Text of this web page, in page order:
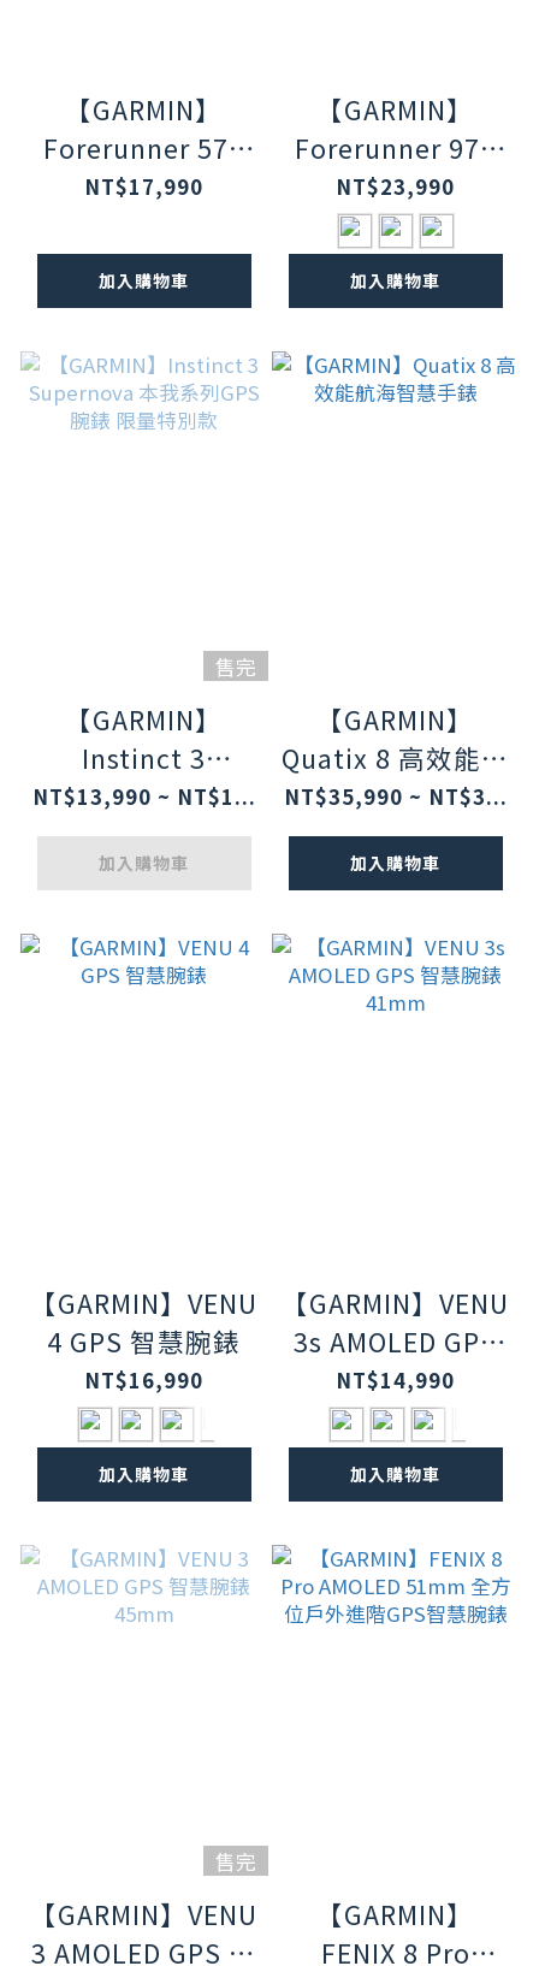
【GARMIN】
Forerunner 570
GPS 智慧心率進階
NT$17,990
加入購物車
【GARMIN】
Forerunner 970
GPS 全方位鐵人運
動錶
NT$23,990
加入購物車
售完
【GARMIN】
Instinct 3
Supernova 本我
系列GPS腕錶 限量
特別款
NT$13,990 ~ NT$1...
加入購物車
【GARMIN】
Quatix 8 高效能航
海智慧手錶
NT$35,990 ~ NT$3...
加入購物車
【GARMIN】VENU
4 GPS 智慧腕錶
NT$16,990
加入購物車
【GARMIN】VENU
3s AMOLED GPS
智慧腕錶 41mm
NT$14,990
加入購物車
售完
【GARMIN】VENU
3 AMOLED GPS 智
【GARMIN】
FENIX 8 Pro